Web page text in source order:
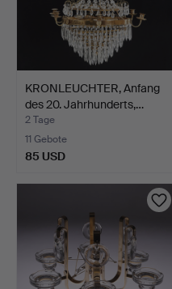
KRONLEUCHTER, Anfang
des 20. Jahrhunderts,…
2 Tage
11 Gebote
85 USD